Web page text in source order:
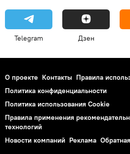
Telegram Дзен
О проекте Контакты Правила
Политика конфиденциальности
Политика использования Cookie
Правила применения
технологий
Новости компаний Реклама